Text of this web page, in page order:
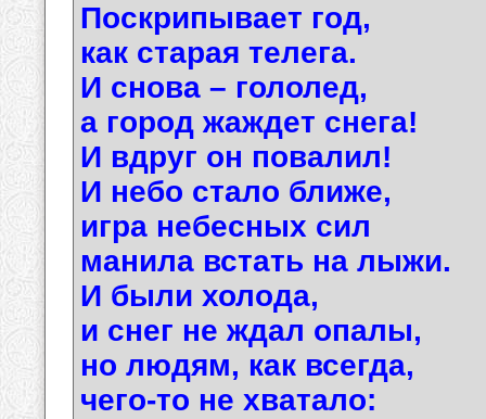
Поскрипывает год,
как старая телега.
И снова – гололед,
а город жаждет снега!
И вдруг он повалил!
И небо стало ближе,
игра небесных сил
манила встать на лыжи.
И были холода,
и снег не ждал опалы,
но людям, как всегда,
чего-то не хватало: